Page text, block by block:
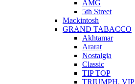
AMG
5th Street
Mackintosh
GRAND TABACCO
Akhtamar
Ararat
Nostalgia
Classic
TIP TOP
TRIUMPH. VIP